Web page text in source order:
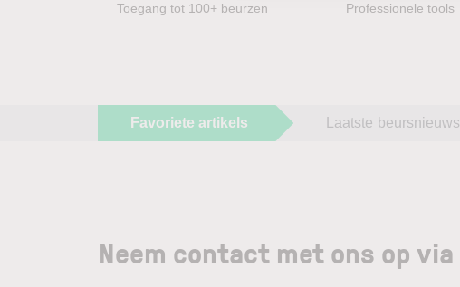
Toegang tot 100+ beurzen Professionele tools
Favoriete artikels Laatste beursnieuws
Neem contact met ons op via